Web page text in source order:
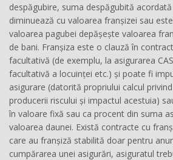
despăgubire, suma despăgubită
diminuează cu valoarea franșizei sau
valoarea pagubei depășește valoarea
de bani. Franșiza este o clauză în
facultativă (de exemplu, la asigurarea
facultativă a locuinței etc.) și poate fi
asigurare (datorită propriului calcul
producerii riscului și impactul acestuia)
în valoare fixă sau ca procent din suma
valoarea daunei. Există contracte cu
care au franșiză stabilită doar pentru
cumpărarea unei asigurări, asiguratul